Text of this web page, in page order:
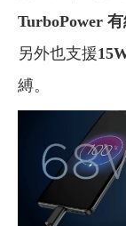
TurboPower
另外也支援
縛。